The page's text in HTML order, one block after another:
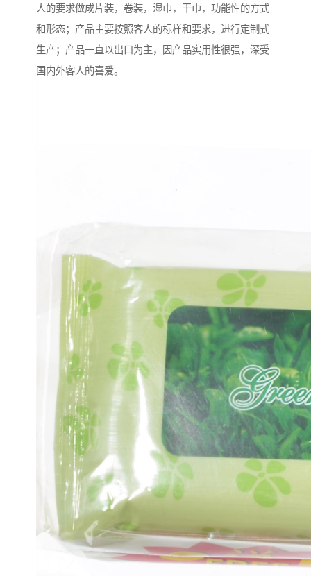
人的要求做成片装，卷装，湿巾，干巾，功能性的方式
和形态；产品主要按照客人的标样和要求，进行定制式
生产；产品一直以出口为主，因产品实用性很强，深受
国内外客人的喜爱。